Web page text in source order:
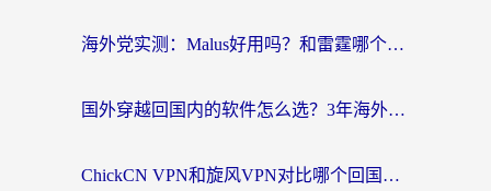
海外党实测：Malus好用吗？和雷霆哪个好？+ 3款热门加速器深度对比
国外穿越回国内的软件怎么选？3年海外党亲测实用指南，告别地域限制
ChickCN VPN和旋风VPN对比哪个回国效果更好？海外党实测回国内网神器指南